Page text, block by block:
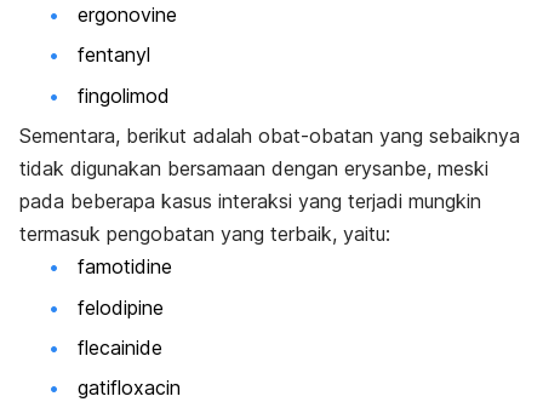
ergonovine
fentanyl
fingolimod
Sementara, berikut adalah obat-obatan yang sebaiknya
tidak digunakan bersamaan dengan erysanbe, meski
pada beberapa kasus interaksi yang terjadi mungkin
termasuk pengobatan yang terbaik, yaitu:
famotidine
felodipine
flecainide
gatifloxacin